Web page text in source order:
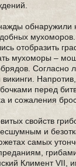
обнаружили
мухоморов.
отобразить
мухоморы –
Согласно
перед
и сожаления
свойств
и
самых
Климент VII,